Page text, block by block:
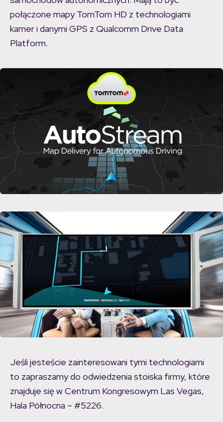
połączone mapy TomTom HD z technologiami
kamer i danymi GPS z Qualcomm Drive Data
Platform.
Jeśli jesteście zainteresowani tymi technologiami
to zapraszamy do odwiedzenia stoiska firmy, które
znajduje się w Centrum Kongresowym Las Vegas,
Hala Północna – #5226.